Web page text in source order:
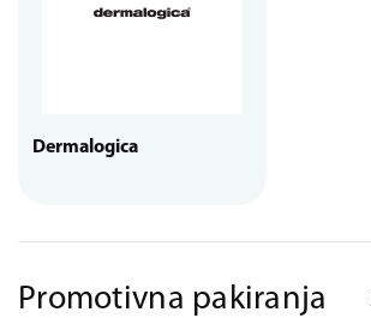
Dermalogica
Promotivna pakiranja